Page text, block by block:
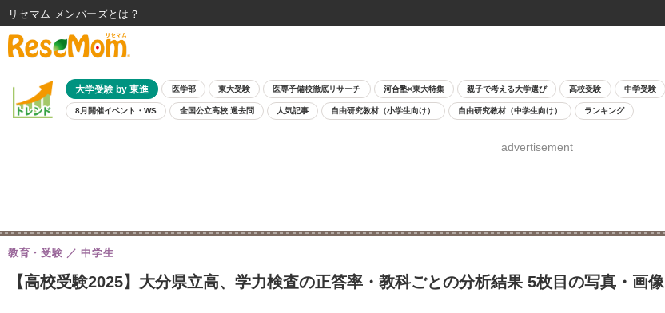
大学受験 by 東進 医学部 東大受験 医専予備校徹底リサーチ 河合塾×東大特集 親子で考える大学選び 高校受験 中学受験
8月開催イベント・WS 全国公立高校 過去問 人気記事 自由研究教材（小学生向け） 自由研究教材（中学生向け） ランキング
advertisement
【高校受験2025】大分県立高、学力検査の正答率・教科ごとの分析結果 5枚目の写真・画像
教育・受験 中学生
リセマム メンバーズ